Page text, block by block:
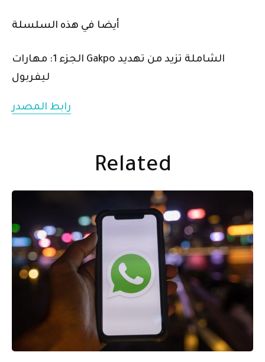
أيضا في هذه السلسلة
الجزء 1: مهارات Gakpo الشاملة تزيد من تهديد
ليفربول
رابط المصدر
Related